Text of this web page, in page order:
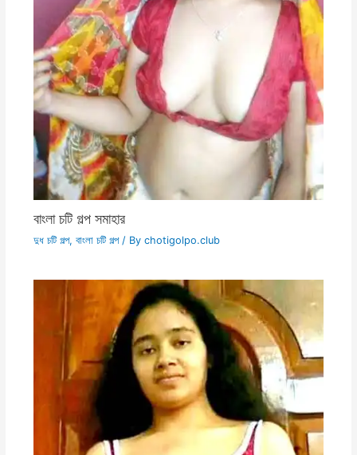
বাংলা চটি গল্প সমাহার
দুধ চটি গল্প, বাংলা চটি গল্প/ By chotigolpo.club